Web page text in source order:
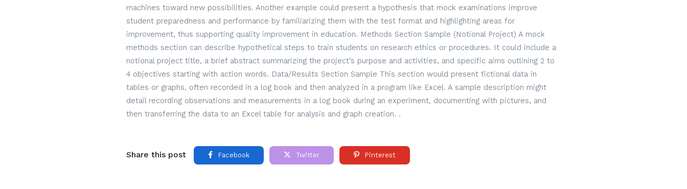
machines toward new possibilities. Another example could present a hypothesis that mock examinations improve
student preparedness and performance by familiarizing them with the test format and highlighting areas for
improvement, thus supporting quality improvement in education. Methods Section Sample (Notional Project) A mock
methods section can describe hypothetical steps to train students on research ethics or procedures. It could include a
notional project title, a brief abstract summarizing the project’s purpose and activities, and specific aims outlining 2 to
4 objectives starting with action words. Data/Results Section Sample This section would present fictional data in
tables or graphs, often recorded in a log book and then analyzed in a program like Excel. A sample description might
detail recording observations and measurements in a log book during an experiment, documenting with pictures, and
then transferring the data to an Excel table for analysis and graph creation. .
Share this post Facebook Twitter Pinterest